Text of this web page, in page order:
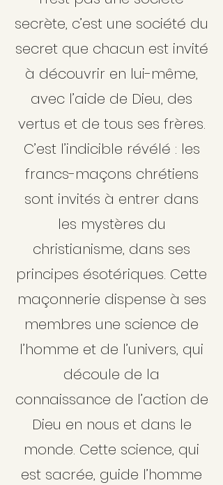
secrète, c’est une société du
secret que chacun est invité
à découvrir en lui-même,
avec l’aide de Dieu, des
vertus et de tous ses frères.
C’est l’indicible révélé : les
francs-maçons chrétiens
sont invités à entrer dans
les mystères du
christianisme, dans ses
principes ésotériques. Cette
maçonnerie dispense à ses
membres une science de
l’homme et de l’univers, qui
découle de la
connaissance de l’action de
Dieu en nous et dans le
monde. Cette science, qui
est sacrée, guide l’homme